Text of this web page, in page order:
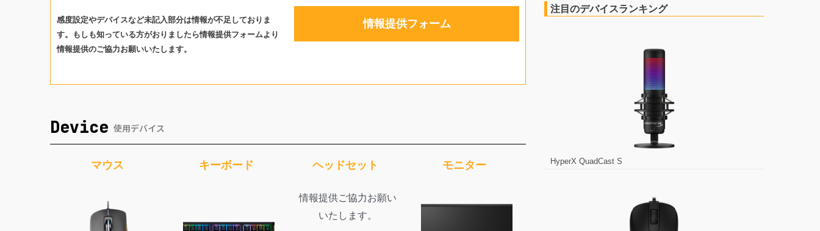
感度設定やデバイスなど未記入部分は情報が不足しておりま
す。もしも知っている方がおりましたら情報提供フォームより
情報提供のご協力お願いいたします。
情報提供フォーム
Device 使用デバイス
マウス キーボード ヘッドセット
情報提供ご協力お願い
いたします。
モニター
注目のデバイスランキング
HyperX QuadCast S